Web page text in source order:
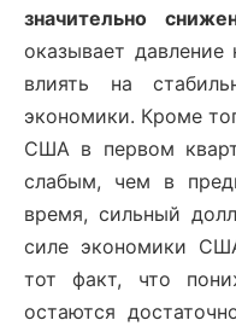
значительно
оказывает давление
влиять на
экономики. Кроме
США в первом
слабым, чем в
время, сильный
силе экономики
тот факт, что
остаются